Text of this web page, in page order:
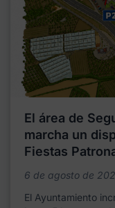
El área de
marcha un
Fiestas
6 de agosto de
El Ayuntamiento